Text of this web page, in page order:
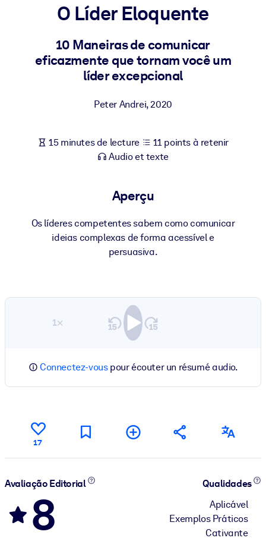
PAR SYSTÈME
Pour LMS/LXP
Intégrez des connaissances vérifiées et concises dans votre
Pour bibliothèques d'entreprise
commerciales fiables et prêtes à l'emploi.
Pour les systèmes d’IA
structurées pour améliorer les résultats.
O Líder Eloquente
10 Maneiras de comunicar
eficazmente que tornam você um
líder excepcional
Peter Andrei,2020
15 minutes de lecture
11 points à retenir
Audio et texte
Aperçu
Os líderes competentes sabem como comunicar
ideias complexas de forma acessível e
persuasiva.
1×
Connectez-vouspour écouter un résumé audio.
17
Avaliação Editorial
8
Qualidades
Aplicável
Exemplos Práticos
Cativante